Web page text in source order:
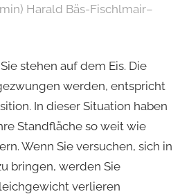
Harald Bäs-Fischlmair–
stehen auf dem Eis. Die
werden, entspricht
In dieser Situation haben
Standfläche so weit wie
Wenn Sie versuchen, sich in
bringen, werden Sie
verlieren